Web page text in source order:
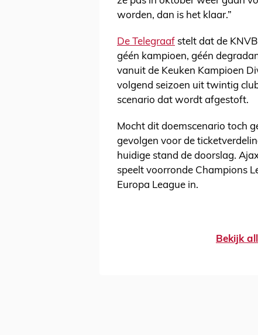
worden, dan is het klaar.”
De Telegraaf stelt dat de
géén kampioen, géén
vanuit de Keuken Kampioen
volgend seizoen uit twintig
scenario dat wordt afgestoft.
Mocht dit doemscenario toch
gevolgen voor de
huidige stand de doorslag.
speelt voorronde Champions
Europa League in.
Bekijk